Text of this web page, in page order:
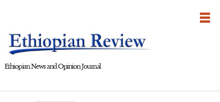
Ethiopian News and Opinion Journal